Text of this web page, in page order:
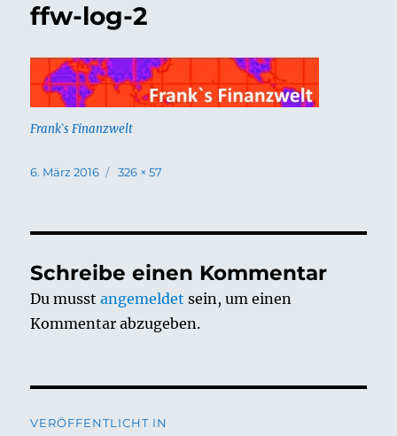
ffw-log-2
Frank`s Finanzwelt
Veröffentlicht
6. März 2016
Volle
326 × 57
Schreibe einen Kommentar
Du musstangemeldet sein, um einen
Kommentar abzugeben.
VERÖFFENTLICHT IN